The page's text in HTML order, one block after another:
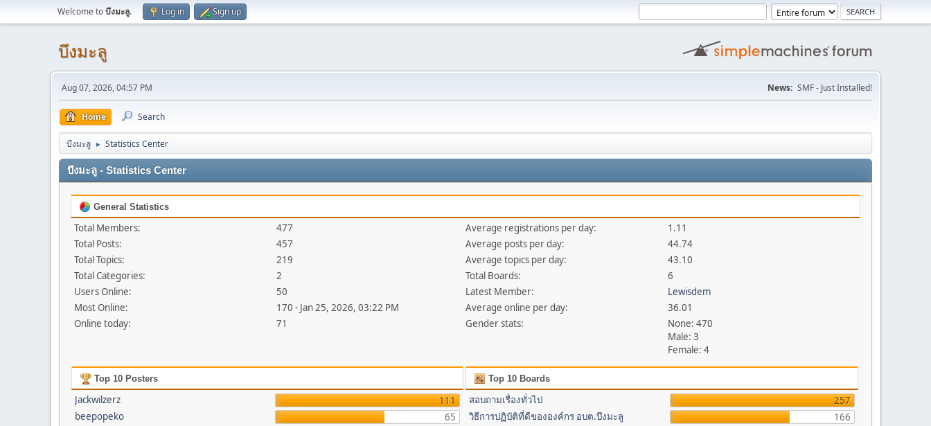
Welcome toบึงมะลู. Log in Sign up
บึงมะลู
Aug 07, 2026, 04:57 PM News: SMF - Just Installed!
Home Search
บึงมะลู ► Statistics Center
บึงมะลู - Statistics Center
General Statistics
Total Members:
477
Total Posts:
457
Total Topics:
219
Total Categories:
2
Users Online:
50
Most Online:
170 - Jan 25, 2026, 03:22 PM
Online today:
71
Average registrations per day:
1.11
Average posts per day:
44.74
Average topics per day:
43.10
Total Boards:
6
Latest Member:
Lewisdem
Average online per day:
36.01
Gender stats:
None: 470
Male: 3
Female: 4
Top 10 Posters
Jackwilzerz
111
beepopeko
65
Top 10 Boards
สอบถามเรื่องทั่วไป
257
วิธีการปฏิบัติที่ดีขององค์กร อบต.บึงมะลู
166